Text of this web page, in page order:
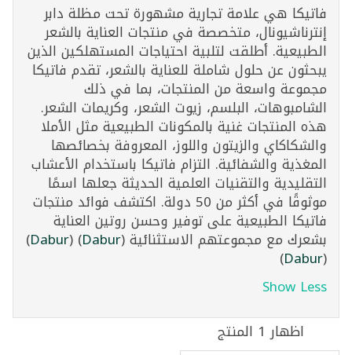
فاتيكا هي علامة تجارية مشهورة تحت مظلة دابر
إنترناشيونال، متخصصة في منتجات العناية بالشعر
الطبيعية. أطلقت لتلبية احتياجات المستهلكين الذين
يبحثون عن حلول شاملة للعناية بالشعر، تقدم فاتيكا
مجموعة واسعة من المنتجات، بما في ذلك
الشامبوهات، البلسم، زيوت الشعر، وكريمات الشعر.
هذه المنتجات غنية بالمكونات الطبيعية مثل الأملا
والشكاكاي والزيتون واللوز، المعروفة بخصائصها
المغذية والشفائية. التزام فاتيكا باستخدام الأعشاب
التقليدية والتقنيات العلمية الحديثة جعلها اسمًا
موثوقًا في أكثر من 50 دولة. اكتشف فوائد منتجات
فاتيكا الطبيعية على توفير وحسن روتين العناية
بشعرك مع مجموعتهم الاستثنائية​(
Dabur
)
(
Dabur
)
(
Dabur
)
Show Less
اظهار 1 المنتج